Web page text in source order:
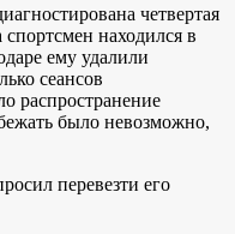
четвертая
находился в
ему удалили
сеансов
распространение
было невозможно,
перевезти его